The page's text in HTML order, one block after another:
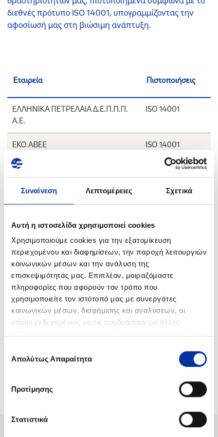
Συναίνεση Λεπτομέρειες Σχετικά
Αυτή η ιστοσελίδα χρησιμοποιεί cookies
Χρησιμοποιούμε cookies για την εξατομίκευση
περιεχομένου και διαφημίσεων, την παροχή λειτουργιών
κοινωνικών μέσων και την ανάλυση της
επισκεψιμότητάς μας. Επιπλέον, μοιραζόμαστε
πληροφορίες που αφορούν τον τρόπο που
χρησιμοποιείτε τον ιστότοπό μας με συνεργάτες
κοινωνικών μέσων, διαφήμισης και αναλύσεων, οι
οποίοι ενδεχομένως να τις συνδυάσουν με άλλες
των υπηρεσιών τους.
συγκατάθεσης
Απολύτως Απαραίτητα
Προτίμησης
Στατιστικά
διεθνές πρότυπο ISO 14001, υπογραμμίζοντας την
αφοσίωσή μας στη βιώσιμη ανάπτυξη.
Εταιρεία Πιστοποιήσεις
ΕΛΛΗΝΙΚΑ ΠΕΤΡΕΛΑΙΑ Δ.Ε.Π.Π.Π.
Α.Ε.
ISO 14001
ΕΚΟ ΑΒΕΕ ISO 14001
ΚΑΛΥΨΩ Κ.Ε.Α. Α.Ε. ISO 14001
HELLENiQ ENERGY ΣΥΜΜΕΤΟΧΩΝ
Α.Ε.
ISO 14001
HELLENiQ RENEWABLES
ΜΟΝΟΠΡΟΣΩΠΗ Α.Ε.
ISO 14001
ELPE FUTURE Α.Ε. ISO 14001
HELLENiQ UPSTREAM
ΜΟΝΟΠΡΟΣΩΠΗ Α.Ε.
ISO 14001
ΑΣΠΡΟΦΟΣ Α.Ε. ISO 14001